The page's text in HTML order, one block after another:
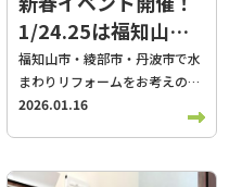
い」という不安はありません。
当店のスタッフが直接現地へお
伺いし、お家の図面や実際の敷
地を確認しながら、丁寧に採
寸・お打ち合わせをいたしま
なことできる？」というざっく
ファーム（ガスでお湯を沸か
し、電気も作る）：一律17万円
さらに、福知山で昔から大切に
使われている「電気温水器」を
撤去してエコキュートにする場
合は、さらに2万円が加算され
解説します。 2026年も最大100
万円！「先進的窓リノベ
2026」の概要 「先進的窓リノ
ベ2026事業」は、断熱性能の
高い窓（高断熱窓）への改修を
国が強力にバックアップしてく
れる制度です。 補助金額： 1戸
あたり最大100万円 対象工事：
1/24.25は福知山市
のタテイシリフォー
ムへ！
福知山市・綾部市・丹波市で水
まわりリフォームをお考えの方
へ 皆様、あけましておめでとう
ございます。 旧年中は、たくさ
いただき、誠にありがとうござ
2026.01.16